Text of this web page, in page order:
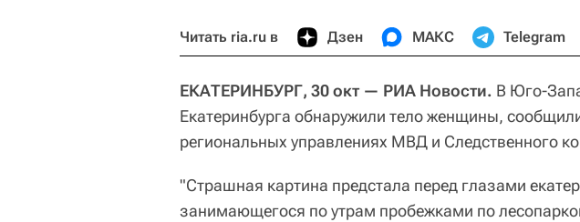
Читать ria.ru в Дзен МАКС Telegram
ЕКАТЕРИНБУРГ, 30 окт — РИА Новости. В Юго-
Екатеринбурга обнаружили тело женщины,
региональных управлениях МВД и Следственного
"Страшная картина предстала перед глазами
занимающегося по утрам пробежками по